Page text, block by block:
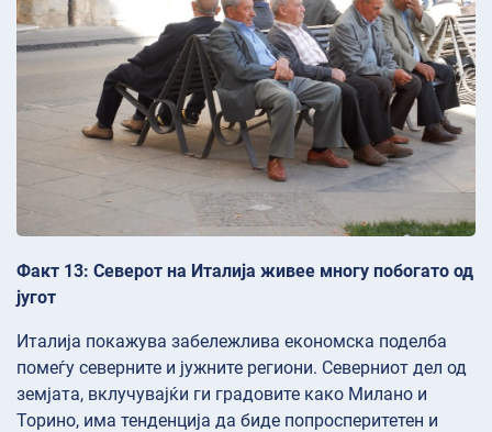
Факт 13: Северот на Италија живее многу побогато од
југот
Италија покажува забележлива економска поделба
помеѓу северните и јужните региони. Северниот дел од
земјата, вклучувајќи ги градовите како Милано и
Торино, има тенденција да биде попросперитетен и